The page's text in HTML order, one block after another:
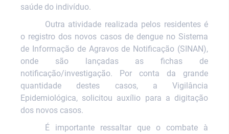
saúde do indivíduo.
Outra atividade realizada pelos residentes é
o registro dos novos casos de dengue no Sistema
de Informação de Agravos de Notificação (SINAN),
onde são lançadas as fichas de
notificação/investigação. Por conta da grande
quantidade destes casos, a Vigilância
Epidemiológica, solicitou auxílio para a digitação
dos novos casos.
É importante ressaltar que o combate à